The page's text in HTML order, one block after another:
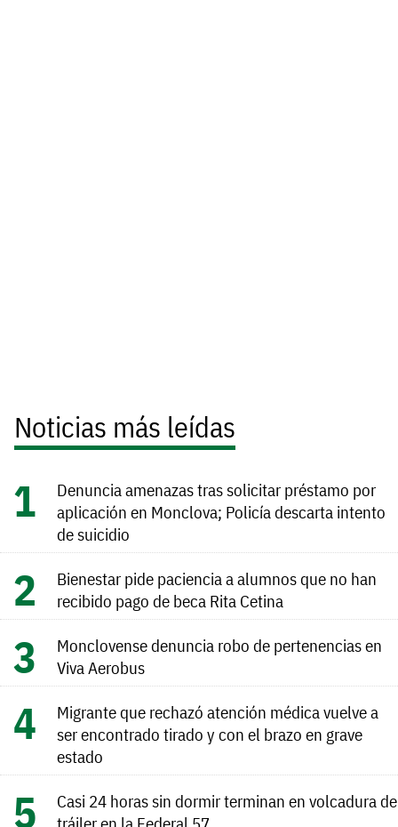
Noticias más leídas
Denuncia amenazas tras solicitar préstamo por
aplicación en Monclova; Policía descarta intento
de suicidio
Bienestar pide paciencia a alumnos que no han
recibido pago de beca Rita Cetina
Monclovense denuncia robo de pertenencias en
Viva Aerobus
Migrante que rechazó atención médica vuelve a
ser encontrado tirado y con el brazo en grave
estado
Casi 24 horas sin dormir terminan en volcadura de